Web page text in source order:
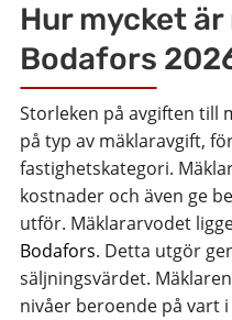
Hur mycket
Bodafors
Storleken på avgiften till
på typ av mäklaravgift,
fastighetskategori.
kostnader och även ge
utför. Mäklararvodet
Bodafors. Detta utgör
säljningsvärdet.
nivåer beroende på vart